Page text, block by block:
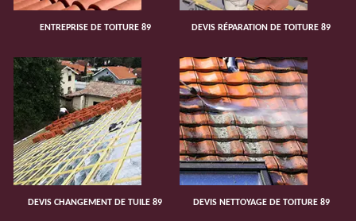
ENTREPRISE DE TOITURE 89 DEVIS RÉPARATION DE TOITURE 89
DEVIS CHANGEMENT DE TUILE 89 DEVIS NETTOYAGE DE TOITURE 89